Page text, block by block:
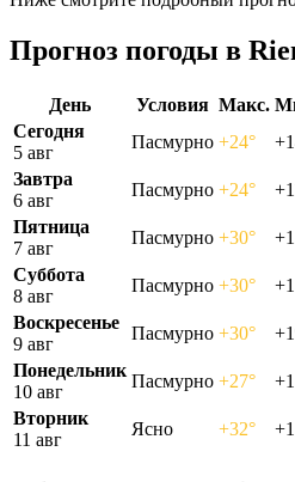
Прогноз погоды в
День Условия Макс.
Сегодня
5 авг
Пасмурно +24°
Завтра
6 авг
Пасмурно +24°
Пятница
7 авг
Пасмурно +30°
Суббота
8 авг
Пасмурно +30°
Воскресенье
9 авг
Пасмурно +30°
Понедельник
10 авг
Пасмурно +27°
Вторник
11 авг
Ясно +32°